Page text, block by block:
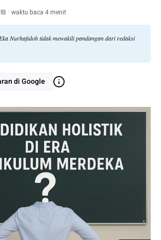
· waktu baca 4 menit
Nurhafidoh tidak mewakili pandangan dari redaksi
di Google